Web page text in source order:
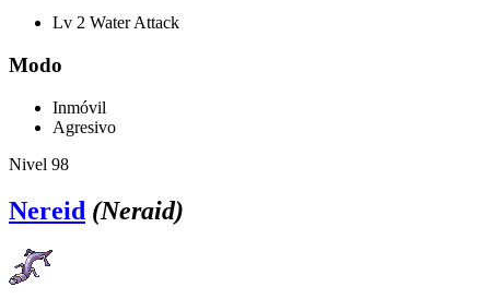
Lv 2 Water Attack
Modo
Inmóvil
Agresivo
Nivel 98
Nereid (Neraid)